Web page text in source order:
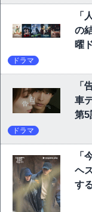
「
の
曜
ドラマ
「
車
第5
ドラマ
「
ヘ
す